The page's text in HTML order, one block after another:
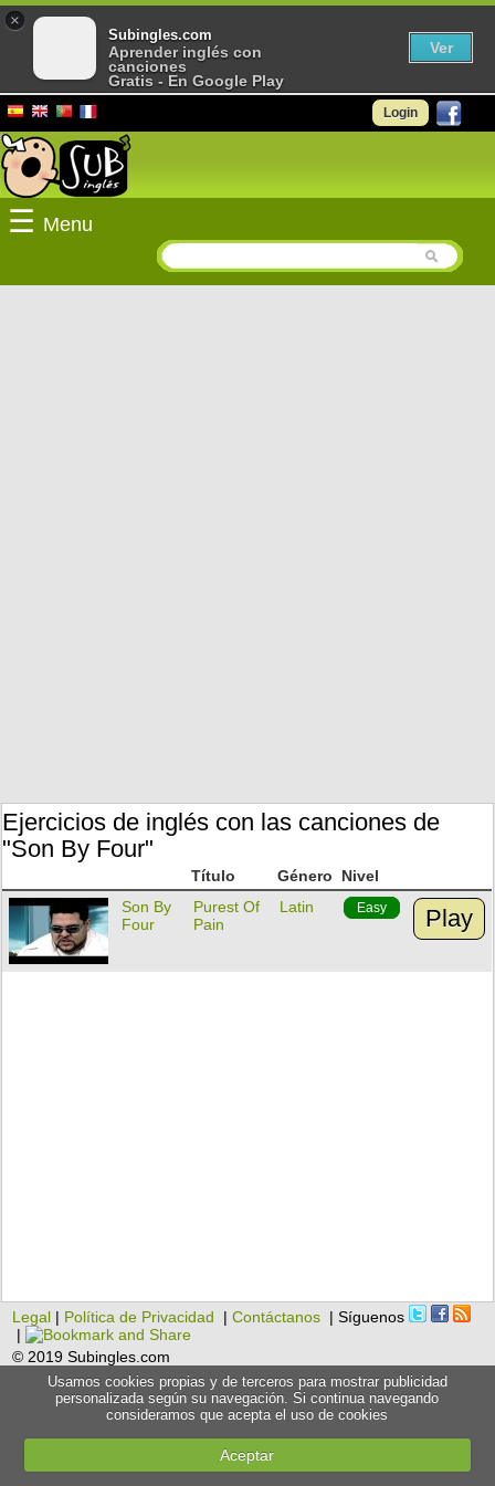
Login
☰ Menu
Ejercicios de inglés con las canciones de
"Son By Four"
Título Género
Nivel
Son By
Four
Purest Of
Pain
Latin Easy Play
Legal | Política de Privacidad |Contáctanos | Síguenos
|
© 2019 Subingles.com
Usamos cookies propias y de terceros para mostrar publicidad
personalizada según su navegación. Si continua navegando
consideramos que acepta el uso de cookies
Aceptar
×
Subingles.com
Aprender inglés con
canciones
Gratis - En Google Play
Ver